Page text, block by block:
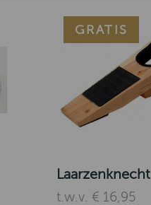
GRATIS
Laarzenknecht
t.w.v. € 16,95